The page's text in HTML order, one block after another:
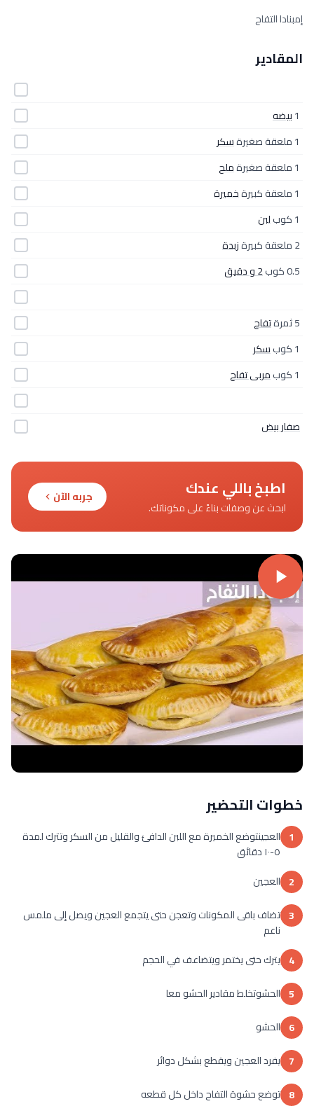
إمبنادا التفاح
المقادير
1بيضه
1 ملعقة صغيرة
سكر
1 ملعقة صغيرة
ملح
1 ملعقة كبيرة
خميرة
1 كوب
لبن
2 ملعقة كبيرة
زبدة
0.5 كوب
2 و دقيق
5 ثمرة
تفاح
1 كوب
سكر
1 كوب
مربى تفاح
صفار بيض
اطبخ باللي عندك
ابحث عن وصفات بناءً على مكوناتك.
جربه الآن
خطوات التحضير
1 العجينتوضع الخميرة مع اللبن الدافئ والقليل من السكر وتترك لمدة
٥-١٠ دقائق
2 العجين
3 تضاف باقى المكونات وتعجن حتى يتجمع العجين ويصل إلى ملمس
ناعم
4 يترك حتى يختمر ويتضاعف في الحجم
5 الحشوتخلط مقادير الحشو معا
6 الحشو
7 يفرد العجين ويقطع بشكل دوائر
8 توضع حشوة التفاح داخل كل قطعه